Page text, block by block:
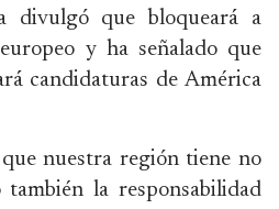
divulgó que bloqueará a
y ha señalado que
candidaturas de América
nuestra región tiene no
la responsabilidad